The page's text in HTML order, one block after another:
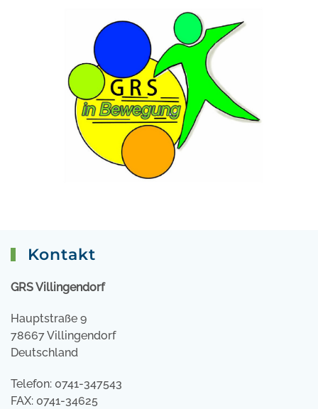
Kontakt
GRS Villingendorf
Hauptstraße 9
78667 Villingendorf
Deutschland
Telefon: 0741-347543
FAX: 0741-34625